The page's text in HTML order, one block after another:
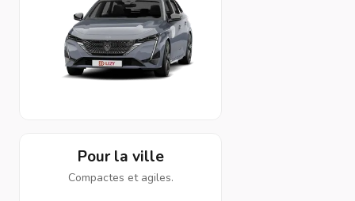
Pour la ville
Compactes et agiles.